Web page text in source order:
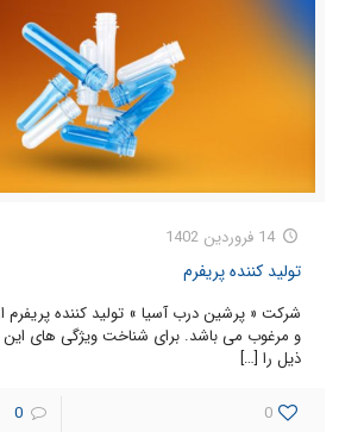
14 فروردین 1402
تولید کننده پریفرم
شرکت « پرشین درب آسیا » تولید کننده پریفرم
و مرغوب می باشد. برای شناخت ویژگی های
ذیل را […]
0
0